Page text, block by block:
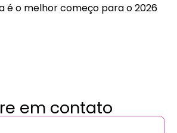
é o melhor começo para o 2026
em contato